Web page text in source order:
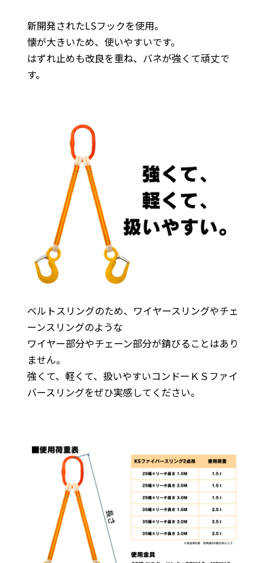
新開発されたLSフックを使用。
懐が大きいため、使いやすいです。
はずれ止めも改良を重ね、バネが強くて頑丈で
す。
ベルトスリングのため、ワイヤースリングやチェ
ーンスリングのような
ワイヤー部分やチェーン部分が錆びることはあり
ません。
強くて、軽くて、扱いやすいコンドーＫＳファイ
バースリングをぜひ実感してください。